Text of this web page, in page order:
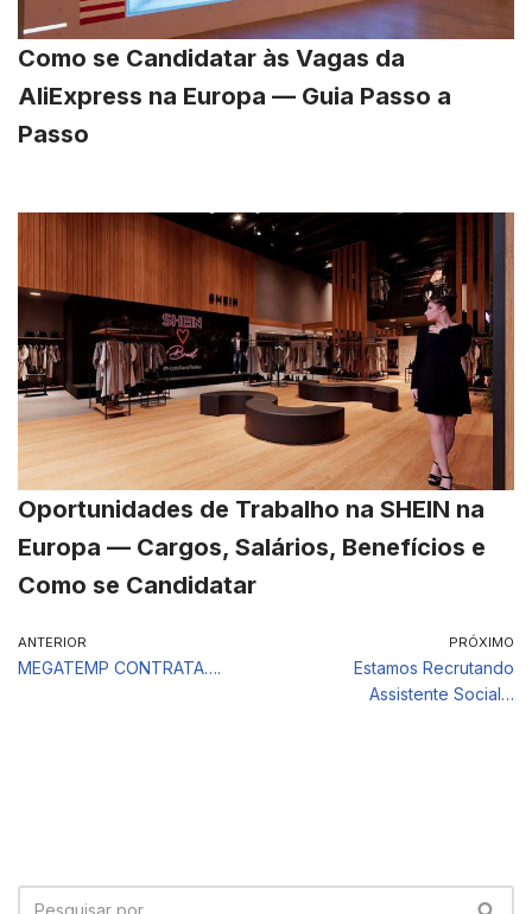
Como se Candidatar às Vagas da
AliExpress na Europa — Guia Passo a
Passo
Oportunidades de Trabalho na SHEIN na
Europa — Cargos, Salários, Benefícios e
Como se Candidatar
ANTERIOR
MEGATEMP CONTRATA….
PRÓXIMO
Estamos Recrutando
Assistente Social…